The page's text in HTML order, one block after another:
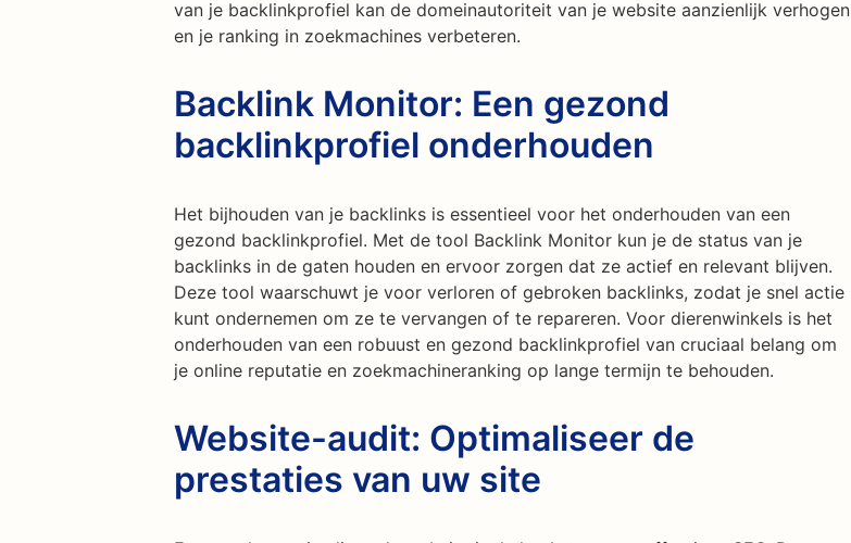
van je backlinkprofiel kan de domeinautoriteit van je website aanzienlijk verhogen
en je ranking in zoekmachines verbeteren.
Backlink Monitor: Een gezond
backlinkprofiel onderhouden
Het bijhouden van je backlinks is essentieel voor het onderhouden van een
gezond backlinkprofiel. Met de tool Backlink Monitor kun je de status van je
backlinks in de gaten houden en ervoor zorgen dat ze actief en relevant blijven.
Deze tool waarschuwt je voor verloren of gebroken backlinks, zodat je snel actie
kunt ondernemen om ze te vervangen of te repareren. Voor dierenwinkels is het
onderhouden van een robuust en gezond backlinkprofiel van cruciaal belang om
je online reputatie en zoekmachineranking op lange termijn te behouden.
Website-audit: Optimaliseer de
prestaties van uw site